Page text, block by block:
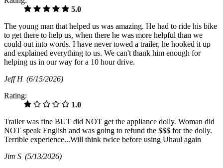
5.0
The young man that helped us was amazing. He had to ride his bike
to get there to help us, when there he was more helpful than we
could out into words. I have never towed a trailer, he hooked it up
and explained everything to us. We can't thank him enough for
helping us in our way for a 10 hour drive.
Jeff H (6/15/2026)
Rating:
1.0
Trailer was fine BUT did NOT get the appliance dolly. Woman did
NOT speak English and was going to refund the $$$ for the dolly.
Terrible experience...Will think twice before using Uhaul again
Jim S (5/13/2026)